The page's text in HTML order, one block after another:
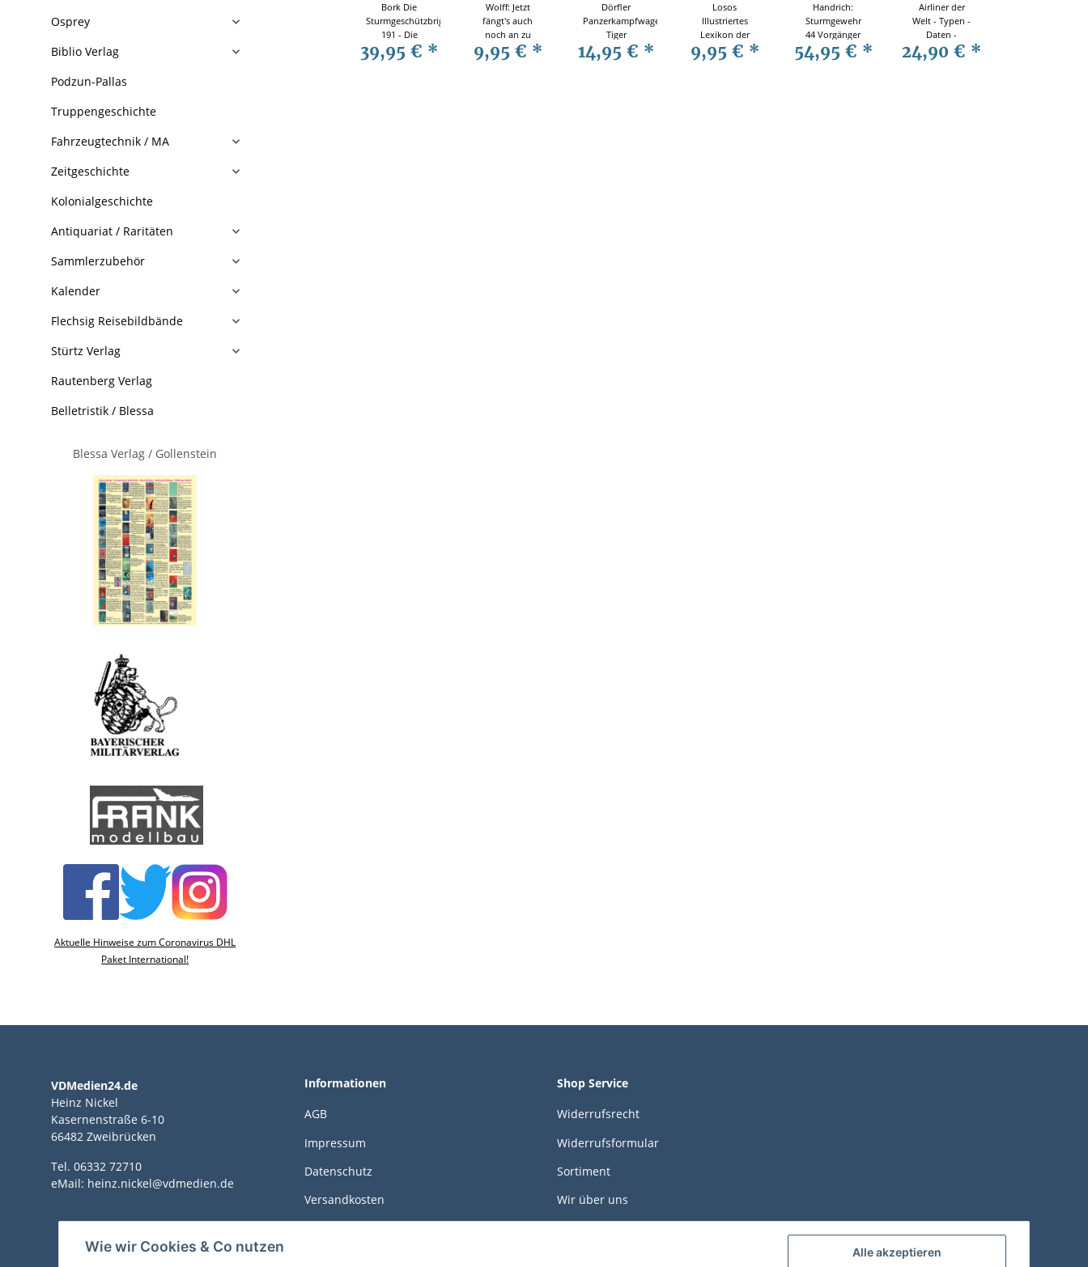
Bork Die
Sturmgeschützbrigade
191 - Die
"Büffel-Brigade"
im Einsatz auf
39,95 € *
Wolff: Jetzt
fängt's auch
noch an zu
regnen! -
Fahrradcartoons
9,95 € *
Dörfler
Panzerkampfwagen
Tiger
Geschichte
14,95 € *
Losos
Illustriertes
Lexikon der
historischen
Modelleisenbahnen
9,95 € *
Handrich:
Sturmgewehr
44 Vorgänger
Entwicklung
und Fertigung
54,95 € *
Airliner der
Welt - Typen -
Daten -
Erkennungsmerkmale
24,90 € *
Osprey
Biblio Verlag
Podzun-Pallas
Truppengeschichte
Fahrzeugtechnik / MA
Zeitgeschichte
Kolonialgeschichte
Antiquariat / Raritäten
Sammlerzubehör
Kalender
Flechsig Reisebildbände
Stürtz Verlag
Rautenberg Verlag
Belletristik / Blessa
Blessa Verlag / Gollenstein
Aktuelle Hinweise zum Coronavirus DHL
Paket International!
VDMedien24.de
Heinz Nickel
Kasernenstraße 6-10
66482 Zweibrücken
Tel. 06332 72710
eMail: heinz.nickel@vdmedien.de
Informationen
AGB
Impressum
Datenschutz
Versandkosten
Shop Service
Widerrufsrecht
Widerrufsformular
Sortiment
Wir über uns
Wie wir Cookies & Co nutzen Alle akzeptieren